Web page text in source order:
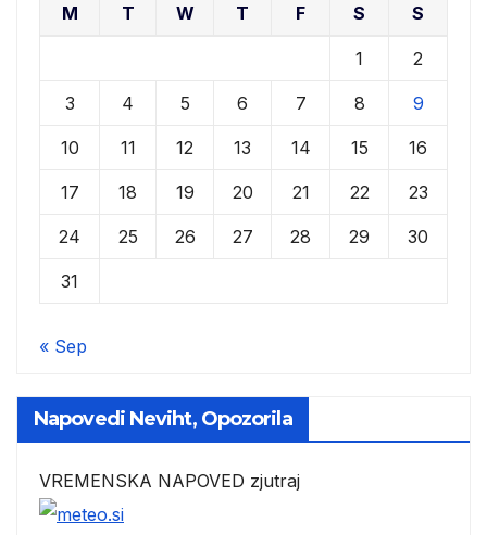
M T W T F S S
1 2
3 4 5 6 7 8 9
10 11 12 13 14 15 16
17 18 19 20 21 22 23
24 25 26 27 28 29 30
31
« Sep
Napovedi Neviht, Opozorila
VREMENSKA NAPOVED zjutraj